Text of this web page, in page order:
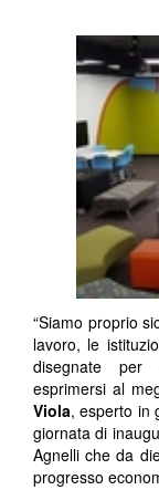
“Siamo proprio
lavoro, le
disegnate per
esprimersi al
Viola, esperto in
giornata di
Agnelli che da
progresso